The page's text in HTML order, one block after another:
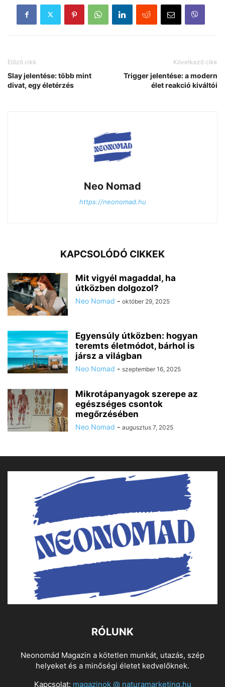
Előző cikk
Slay jelentése: több mint
divat, egy életérzés
Következő cikk
Trigger jelentése: a modern
élet reakció kiváltói
Neo Nomad
https://neonomad.hu
KAPCSOLÓDÓ CIKKEK
Mit vigyél magaddal, ha
útközben dolgozol?
Neo Nomad - október 29, 2025
Egyensúly útközben: hogyan
teremts életmódot, bárhol is
jársz a világban
Neo Nomad - szeptember 16, 2025
Mikrotápanyagok szerepe az
egészséges csontok
megőrzésében
Neo Nomad - augusztus 7, 2025
RÓLUNK
Neonomád Magazin a kötetlen munkát, utazás, szép
helyeket és a minőségi életet kedvelőknek.
Kapcsolat: magazinok @ naturamarketing.hu